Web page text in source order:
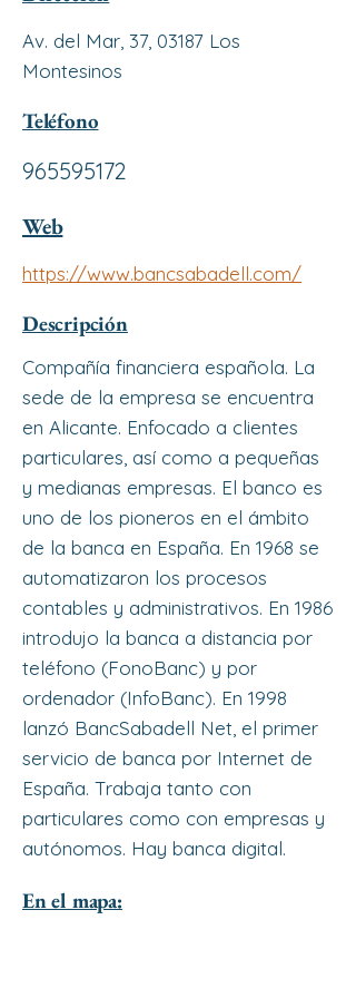
Av. del Mar, 37, 03187 Los
Montesinos
Teléfono
965595172
Web
https://www.bancsabadell.com/
Descripción
Compañía financiera española. La
sede de la empresa se encuentra
en Alicante. Enfocado a clientes
particulares, así como a pequeñas
y medianas empresas. El banco es
uno de los pioneros en el ámbito
de la banca en España. En 1968 se
automatizaron los procesos
contables y administrativos. En 1986
introdujo la banca a distancia por
teléfono (FonoBanc) y por
ordenador (InfoBanc). En 1998
lanzó BancSabadell Net, el primer
servicio de banca por Internet de
España. Trabaja tanto con
particulares como con empresas y
autónomos. Hay banca digital.
En el mapa: